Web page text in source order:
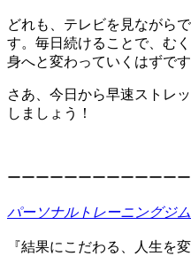
どれも、テレビを見ながら
す。毎日続けることで、む
身へと変わっていくはずです
さあ、今日から早速ストレ
しましょう！
ーーーーーーーーーーーー
パーソナルトレーニングジ
『結果にこだわる、人生を